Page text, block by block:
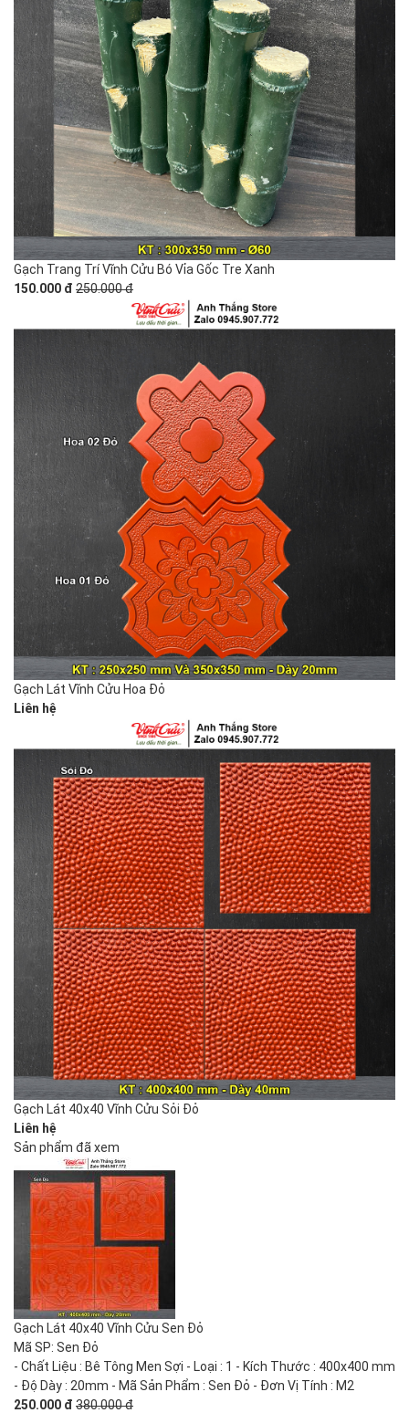
Gạch Trang Trí Vĩnh Cửu Bó Vỉa Gốc Tre Xanh
150.000 đ 250.000 đ
Gạch Lát Vĩnh Cửu Hoa Đỏ
Liên hệ
Gạch Lát 40x40 Vĩnh Cửu Sỏi Đỏ
Liên hệ
Sản phẩm đã xem
Gạch Lát 40x40 Vĩnh Cửu Sen Đỏ
Mã SP: Sen Đỏ
- Chất Liệu : Bê Tông Men Sợi - Loại : 1 - Kích Thước : 400x400 mm
- Độ Dày : 20mm - Mã Sản Phẩm : Sen Đỏ - Đơn Vị Tính : M2
250.000 đ 380.000 đ